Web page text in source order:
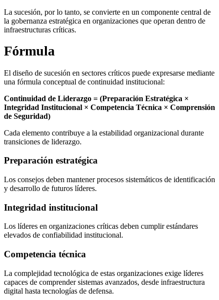
La sucesión, por lo tanto, se convierte en un componente central de
la gobernanza estratégica en organizaciones que operan dentro de
infraestructuras críticas.
Fórmula
El diseño de sucesión en sectores críticos puede expresarse mediante
una fórmula conceptual de continuidad institucional:
Continuidad de Liderazgo = (Preparación Estratégica ×
Integridad Institucional × Competencia Técnica × Comprensión
de Seguridad)
Cada elemento contribuye a la estabilidad organizacional durante
transiciones de liderazgo.
Preparación estratégica
Los consejos deben mantener procesos sistemáticos de identificación
y desarrollo de futuros líderes.
Integridad institucional
Los líderes en organizaciones críticas deben cumplir estándares
elevados de confiabilidad institucional.
Competencia técnica
La complejidad tecnológica de estas organizaciones exige líderes
capaces de comprender sistemas avanzados, desde infraestructura
digital hasta tecnologías de defensa.